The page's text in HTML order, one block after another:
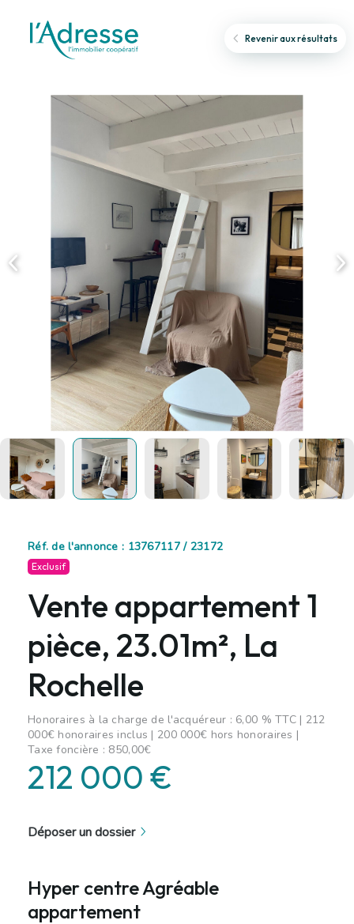
Revenir aux résultats
Réf. de l'annonce : 13767117 / 23172
Exclusif
Vente appartement 1
pièce, 23.01m², La
Rochelle
Honoraires à la charge de l'acquéreur : 6,00 % TTC | 212
000€ honoraires inclus | 200 000€ hors honoraires |
Taxe foncière : 850,00€
212 000 €
Déposer un dossier
Hyper centre Agréable
appartement